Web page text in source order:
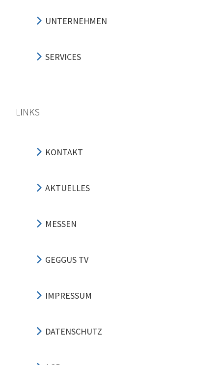
UNTERNEHMEN
SERVICES
LINKS
KONTAKT
AKTUELLES
MESSEN
GEGGUS TV
IMPRESSUM
DATENSCHUTZ